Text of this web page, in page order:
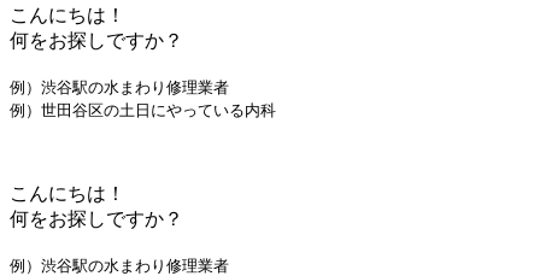
こんにちは！
何をお探しですか？
例）渋谷駅の水まわり修理業者
例）世田谷区の土日にやっている内科
こんにちは！
何をお探しですか？
例）渋谷駅の水まわり修理業者